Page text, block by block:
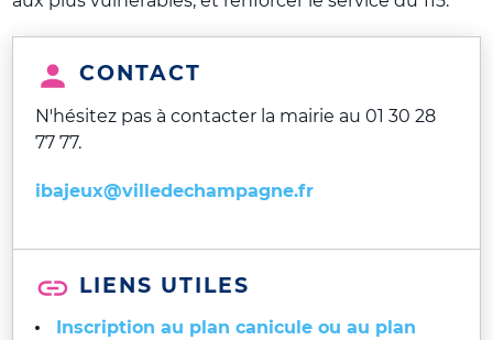
CONTACT
N'hésitez pas à contacter la mairie au 01 30 28
77 77.
ibajeux@villedechampagne.fr
LIENS UTILES
Inscription au plan canicule ou au plan